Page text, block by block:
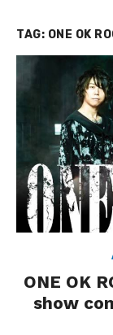
TAG: ONE OK
ONE OK
show